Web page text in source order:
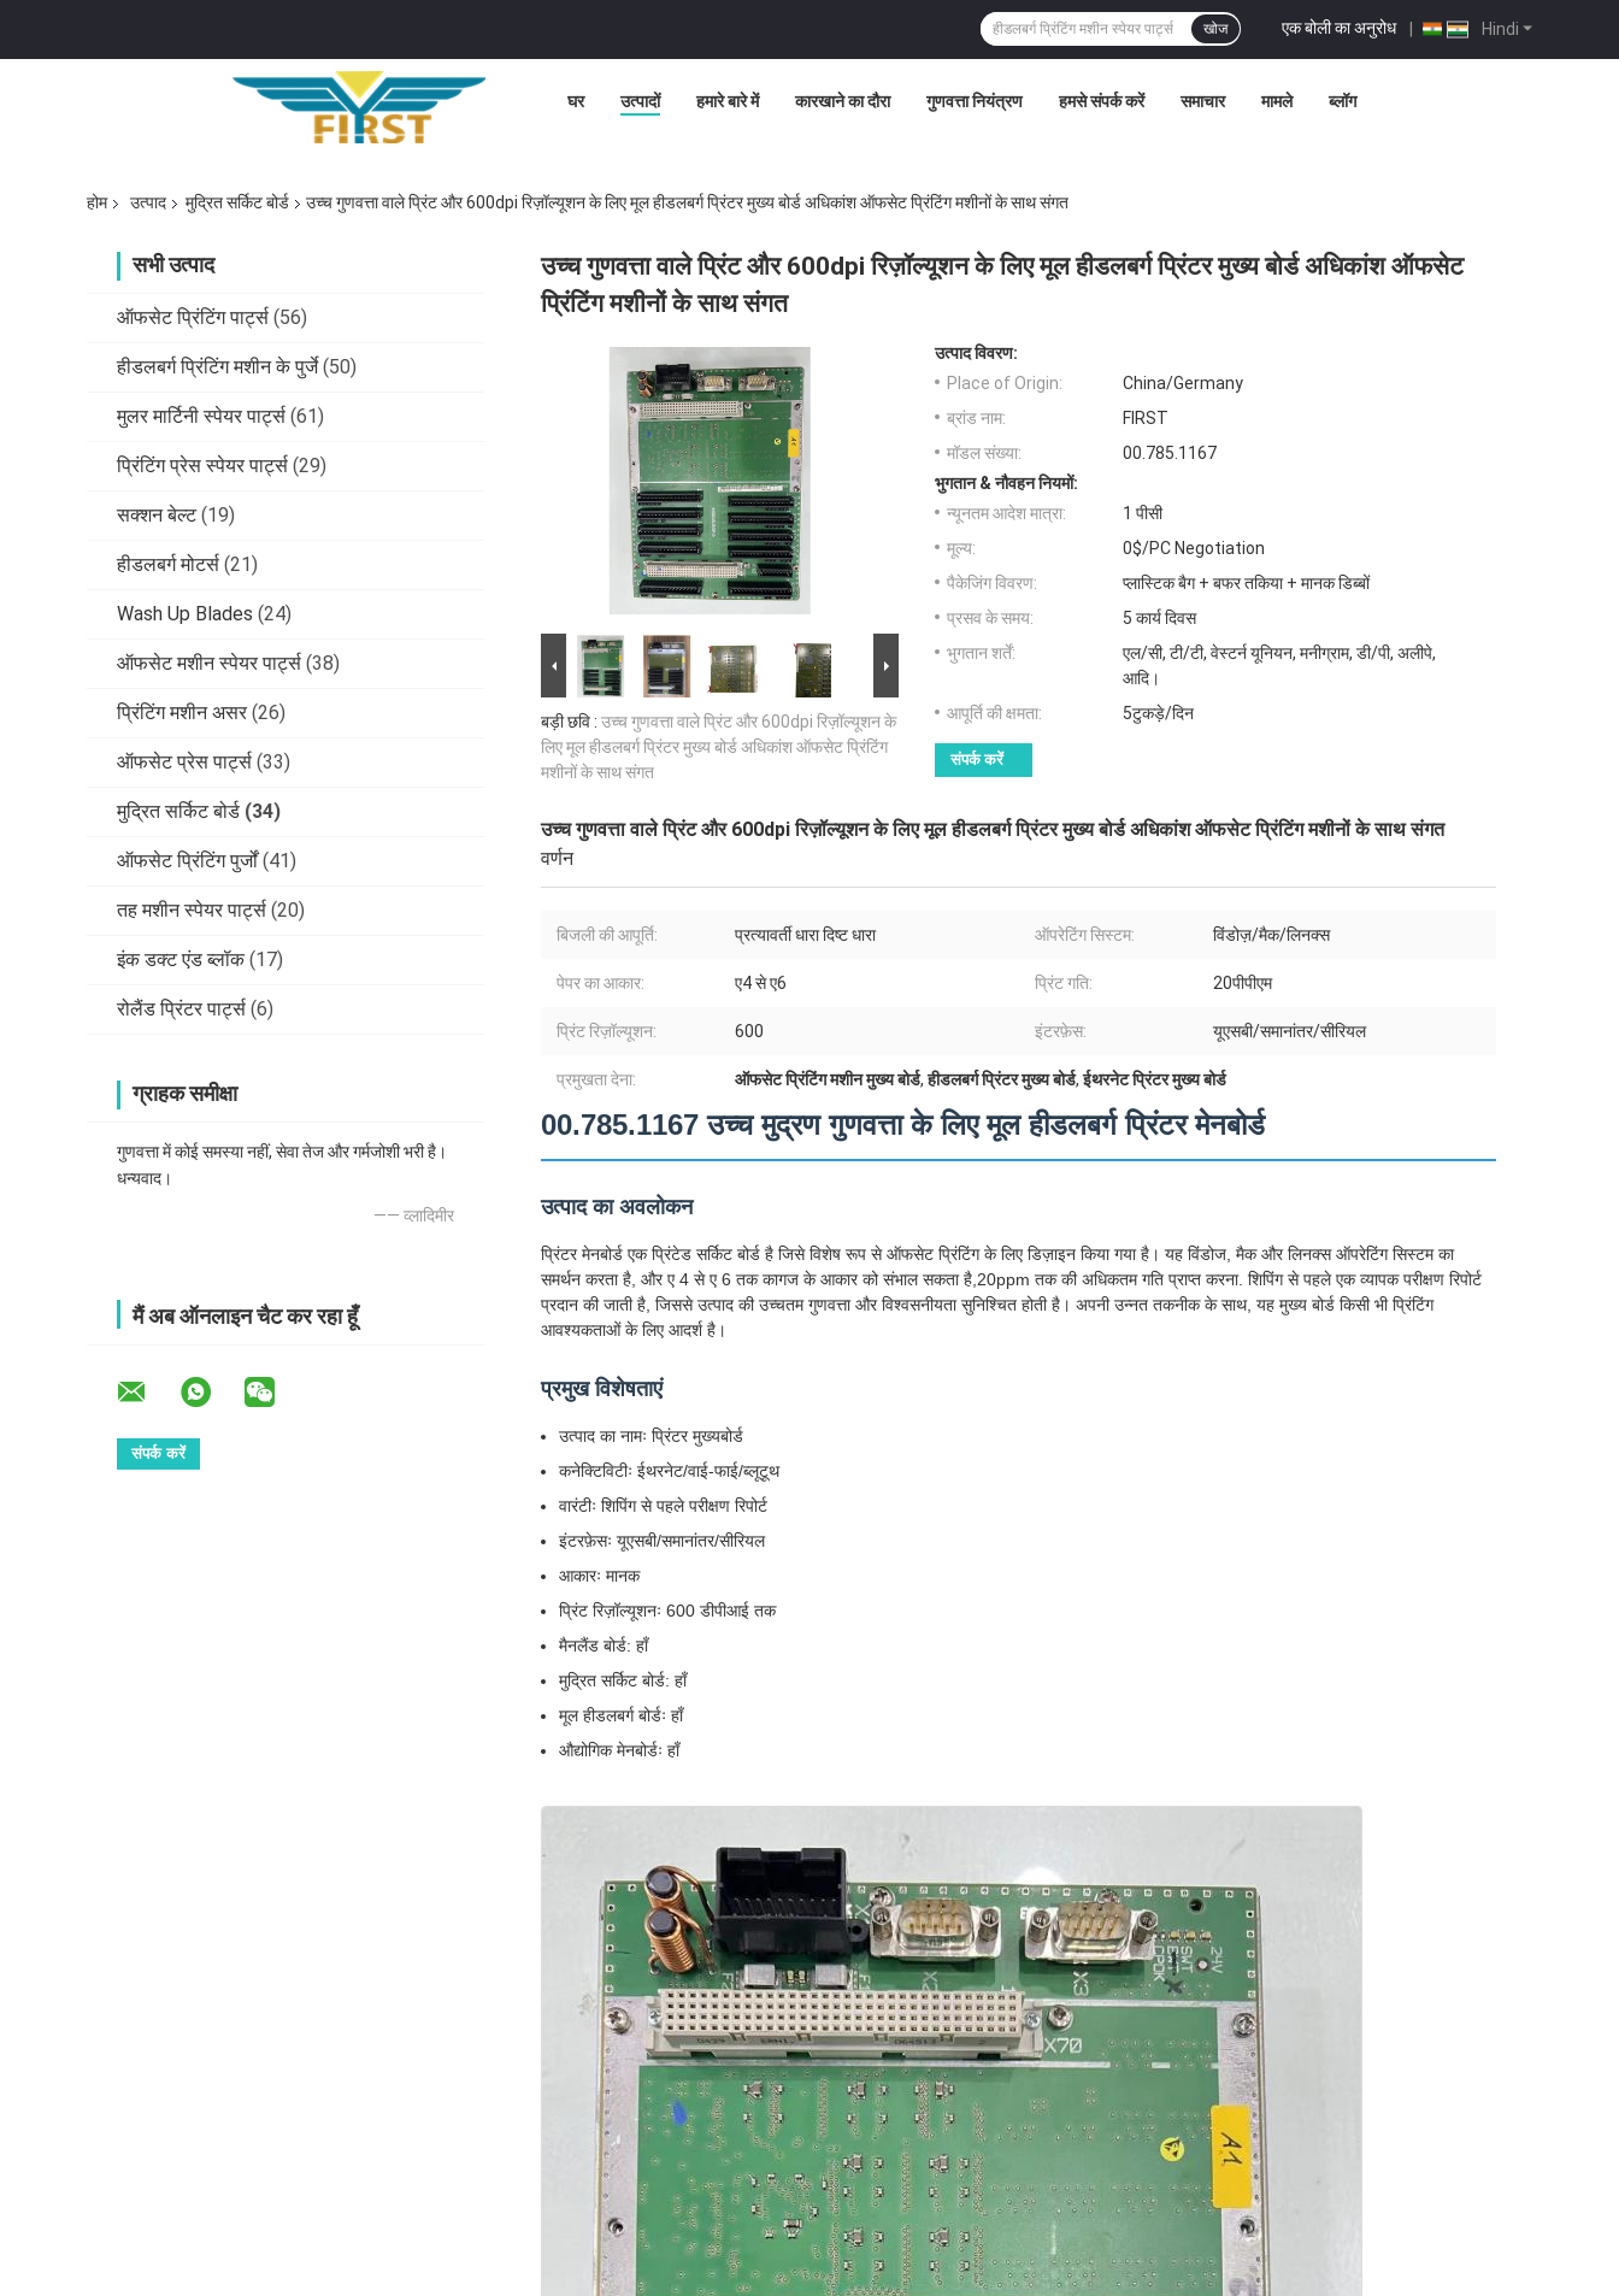
Hindi
एक बोली का अनुरोध |
खोज
घर उत्पादों हमारे बारे में कारखाने का दौरा गुणवत्ता नियंत्रण हमसे संपर्क करें समाचार मामले ब्लॉग
होम उत्पाद मुद्रित सर्किट बोर्ड उच्च गुणवत्ता वाले प्रिंट और 600dpi रिज़ॉल्यूशन के लिए मूल हीडलबर्ग प्रिंटर मुख्य बोर्ड अधिकांश ऑफसेट प्रिंटिंग मशीनों के साथ संगत
सभी उत्पाद
ऑफसेट प्रिंटिंग पार्ट्स (56)
हीडलबर्ग प्रिंटिंग मशीन के पुर्जे (50)
मुलर मार्टिनी स्पेयर पार्ट्स (61)
प्रिंटिंग प्रेस स्पेयर पार्ट्स (29)
सक्शन बेल्ट (19)
हीडलबर्ग मोटर्स (21)
Wash Up Blades (24)
ऑफसेट मशीन स्पेयर पार्ट्स (38)
प्रिंटिंग मशीन असर (26)
ऑफसेट प्रेस पार्ट्स (33)
मुद्रित सर्किट बोर्ड (34)
ऑफसेट प्रिंटिंग पुर्जों (41)
तह मशीन स्पेयर पार्ट्स (20)
इंक डक्ट एंड ब्लॉक (17)
रोलैंड प्रिंटर पार्ट्स (6)
ग्राहक समीक्षा
गुणवत्ता में कोई समस्या नहीं, सेवा तेज और गर्मजोशी भरी है।
धन्यवाद।
—— व्लादिमीर
मैं अब ऑनलाइन चैट कर रहा हूँ
उच्च गुणवत्ता वाले प्रिंट और 600dpi रिज़ॉल्यूशन के लिए मूल हीडलबर्ग प्रिंटर मुख्य बोर्ड अधिकांश ऑफसेट
प्रिंटिंग मशीनों के साथ संगत
बड़ी छवि : उच्च गुणवत्ता वाले प्रिंट और 600dpi रिज़ॉल्यूशन के
लिए मूल हीडलबर्ग प्रिंटर मुख्य बोर्ड अधिकांश ऑफसेट प्रिंटिंग
मशीनों के साथ संगत
उत्पाद विवरण:
Place of Origin:
China/Germany
ब्रांड नाम:
FIRST
मॉडल संख्या:
00.785.1167
भुगतान & नौवहन नियमों:
न्यूनतम आदेश मात्रा:
1 पीसी
मूल्य:
0$/PC Negotiation
पैकेजिंग विवरण:
प्लास्टिक बैग + बफर तकिया + मानक डिब्बों
प्रसव के समय:
5 कार्य दिवस
भुगतान शर्तें:
एल/सी, टी/टी, वेस्टर्न यूनियन, मनीग्राम, डी/पी, अलीपे,
आदि।
आपूर्ति की क्षमता:
5टुकड़े/दिन
संपर्क करें
उच्च गुणवत्ता वाले प्रिंट और 600dpi रिज़ॉल्यूशन के लिए मूल हीडलबर्ग प्रिंटर मुख्य बोर्ड अधिकांश ऑफसेट प्रिंटिंग मशीनों के साथ संगत
वर्णन
बिजली की आपूर्ति: प्रत्यावर्ती धारा दिष्ट धारा ऑपरेटिंग सिस्टम: विंडोज़/मैक/लिनक्स
पेपर का आकार: ए4 से ए6 प्रिंट गति: 20पीपीएम
प्रिंट रिज़ॉल्यूशन: 600 इंटरफ़ेस: यूएसबी/समानांतर/सीरियल
प्रमुखता देना: ऑफसेट प्रिंटिंग मशीन मुख्य बोर्ड,हीडलबर्ग प्रिंटर मुख्य बोर्ड,ईथरनेट प्रिंटर मुख्य बोर्ड
00.785.1167 उच्च मुद्रण गुणवत्ता के लिए मूल हीडलबर्ग प्रिंटर मेनबोर्ड
उत्पाद का अवलोकन
प्रिंटर मेनबोर्ड एक प्रिंटेड सर्किट बोर्ड है जिसे विशेष रूप से ऑफसेट प्रिंटिंग के लिए डिज़ाइन किया गया है। यह विंडोज, मैक और लिनक्स ऑपरेटिंग सिस्टम का
समर्थन करता है, और ए 4 से ए 6 तक कागज के आकार को संभाल सकता है,20ppm तक की अधिकतम गति प्राप्त करना. शिपिंग से पहले एक व्यापक परीक्षण रिपोर्ट
प्रदान की जाती है, जिससे उत्पाद की उच्चतम गुणवत्ता और विश्वसनीयता सुनिश्चित होती है। अपनी उन्नत तकनीक के साथ, यह मुख्य बोर्ड किसी भी प्रिंटिंग
आवश्यकताओं के लिए आदर्श है।
प्रमुख विशेषताएं
उत्पाद का नामः प्रिंटर मुख्यबोर्ड
कनेक्टिविटीः ईथरनेट/वाई-फाई/ब्लूटूथ
वारंटीः शिपिंग से पहले परीक्षण रिपोर्ट
इंटरफ़ेसः यूएसबी/समानांतर/सीरियल
आकारः मानक
प्रिंट रिज़ॉल्यूशनः 600 डीपीआई तक
मैनलैंड बोर्ड: हाँ
मुद्रित सर्किट बोर्ड: हाँ
मूल हीडलबर्ग बोर्डः हाँ
औद्योगिक मेनबोर्डः हाँ